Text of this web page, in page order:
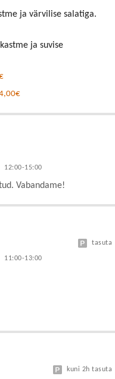
ja värvilise salatiga.
ja suvise
12:00-15:00
Vabandame!
11:00-13:00
tasuta
kuni 2h tasuta